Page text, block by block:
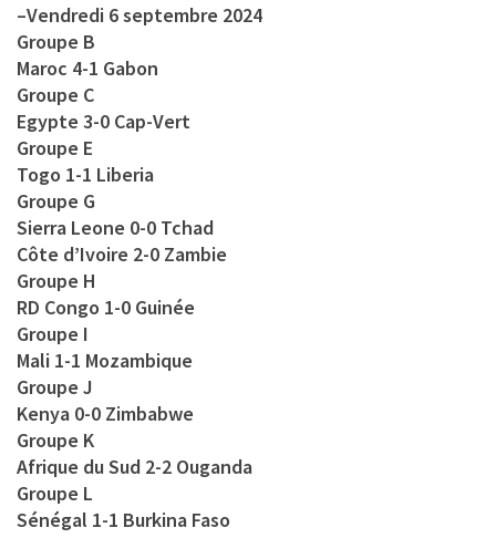
–Vendredi 6 septembre 2024
Groupe B
Maroc 4-1 Gabon
Groupe C
Egypte 3-0 Cap-Vert
Groupe E
Togo 1-1 Liberia
Groupe G
Sierra Leone 0-0 Tchad
Côte d’Ivoire 2-0 Zambie
Groupe H
RD Congo 1-0 Guinée
Groupe I
Mali 1-1 Mozambique
Groupe J
Kenya 0-0 Zimbabwe
Groupe K
Afrique du Sud 2-2 Ouganda
Groupe L
Sénégal 1-1 Burkina Faso